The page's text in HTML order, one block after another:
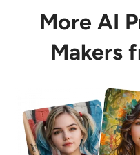
More AI
Makers